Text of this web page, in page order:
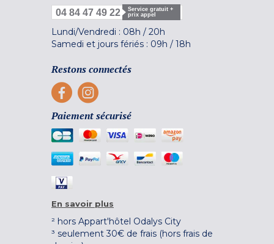
04 84 47 49 22
Service gratuit +
prix appel
Lundi/Vendredi : 08h / 20h
Samedi et jours fériés : 09h / 18h
Restons connectés
Paiement sécurisé
En savoir plus
² hors Appart'hôtel Odalys City
³ seulement 30€ de frais (hors frais de